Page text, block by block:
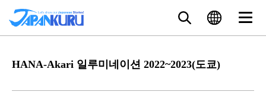
HANA-Akari 일루미네이션 2022~2023(도쿄)